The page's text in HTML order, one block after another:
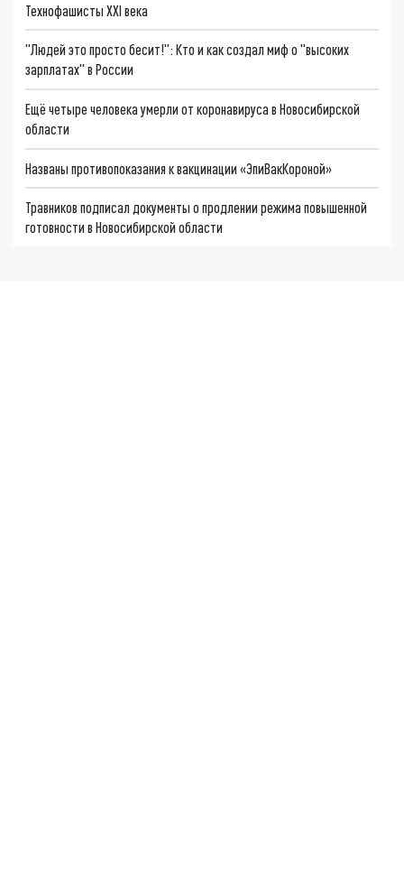
Технофашисты XXI века
"Людей это просто бесит!": Кто и как создал миф о "высоких
зарплатах" в России
Ещё четыре человека умерли от коронавируса в Новосибирской
области
Названы противопоказания к вакцинации «ЭпиВакКороной»
Травников подписал документы о продлении режима повышенной
готовности в Новосибирской области